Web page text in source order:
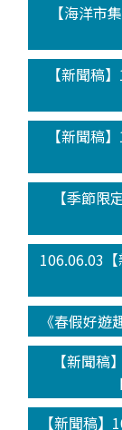
【海洋市
【新聞稿
【新聞稿
【季節
106.06.03
《春假好
【新聞
【新聞稿